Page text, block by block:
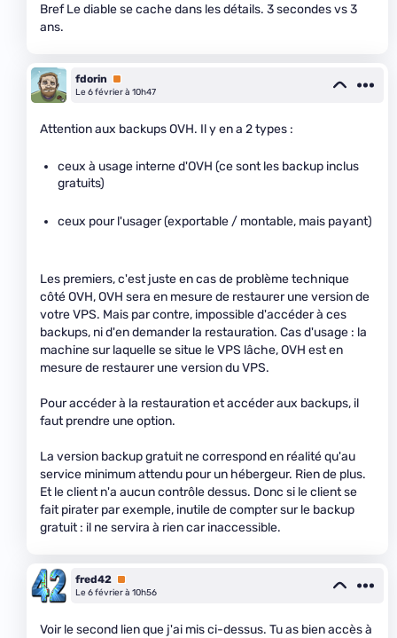
Bref Le diable se cache dans les détails. 3 secondes vs 3
ans.
fdorin
Premium
Le 6 février à 10h47
Attention aux backups OVH. Il y en a 2 types :
ceux à usage interne d'OVH (ce sont les backup inclus
gratuits)
ceux pour l'usager (exportable / montable, mais payant)
Les premiers, c'est juste en cas de problème technique
côté OVH, OVH sera en mesure de restaurer une version de
votre VPS. Mais par contre, impossible d'accéder à ces
backups, ni d'en demander la restauration. Cas d'usage : la
machine sur laquelle se situe le VPS lâche, OVH est en
mesure de restaurer une version du VPS.
Pour accéder à la restauration et accéder aux backups, il
faut prendre une option.
La version backup gratuit ne correspond en réalité qu'au
service minimum attendu pour un hébergeur. Rien de plus.
Et le client n'a aucun contrôle dessus. Donc si le client se
fait pirater par exemple, inutile de compter sur le backup
gratuit : il ne servira à rien car inaccessible.
fred42 Premium
Le 6 février à 10h56
Voir le second lien que j'ai mis ci-dessus. Tu as bien accès à